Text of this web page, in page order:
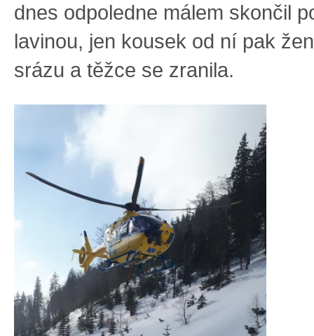
dnes odpoledne málem skončil
lavinou, jen kousek od ní pak
srázu a těžce se zranila.